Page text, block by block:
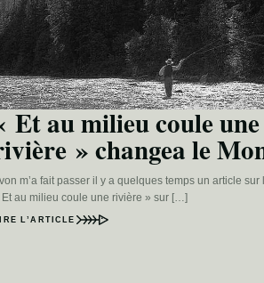
Et au milieu coule une
» changea le
m’a fait passer il y a quelques temps un article sur
Et au milieu coule une rivière » sur […]
L’ARTICLE